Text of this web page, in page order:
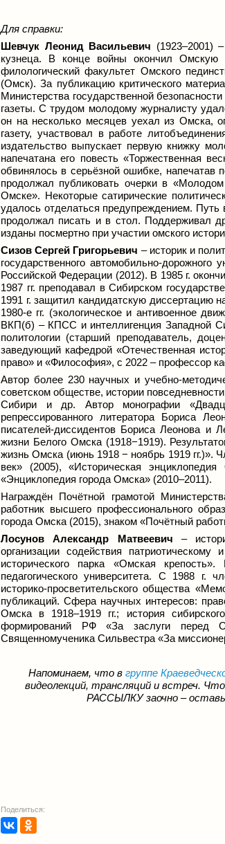
Для справки:
Шевчук Леонид Васильевич (1923–2001)
кузнеца. В конце войны окончил
филологический факультет Омского
(Омск). За публикацию критического
Министерства государственной
газеты. С трудом молодому журналисту
он на несколько месяцев уехал из Омска,
газету, участвовал в работе
издательство выпускает первую книжку
напечатана его повесть «Торжественная
обвинялось в серьёзной ошибке, напечатав
продолжал публиковать очерки в
Омске». Некоторые сатирические
удалось отделаться предупреждением.
продолжал писать и в стол. Поддерживал
изданы посмертно при участии омского
Сизов Сергей Григорьевич – историк и
государственного автомобильно-
Российской Федерации (2012). В 1985 г.
1987 гг. преподавал в Сибирском
1991 г. защитил кандидатскую диссертацию
1980-е гг. (экологическое и антивоенное
ВКП(б) – КПСС и интеллигенция Западной
политологии (старший преподаватель,
заведующий кафедрой «Отечественная
право» и «Философия», с 2022 – профессор
Автор более 230 научных и учебно-
советском обществе, истории
Сибири и др. Автор монографии
репрессированного литератора Бориса
писателей-диссидентов Бориса Леонова и
жизни Белого Омска (1918−1919).
жизнь Омска (июнь 1918 − ноябрь 1919 гг.)».
век» (2005), «Историческая
«Энциклопедия города Омска» (2010–2011).
Награждён Почётной грамотой
работник высшего профессионального
города Омска (2015), знаком «Почётный
Лосунов Александр Матвеевич –
организации содействия
исторического парка «Омская
педагогического университета. С 1988
историко-просветительского общества
публикаций. Сфера научных интересов:
Омска в 1918–1919 гг.; история
формирований РФ «За заслуги перед
Священномученика Сильвестра «За
Напоминаем, что в группе
видеолекций, трансляций и встреч.
РАССЫЛКУ заочно –
Поделиться: